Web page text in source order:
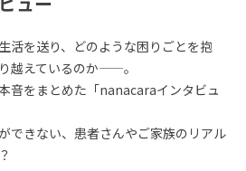
活を送り、どのような困りごとを抱
越えているのか——。
音をまとめた「nanacaraインタビュ
できない、患者さんやご家族のリアル